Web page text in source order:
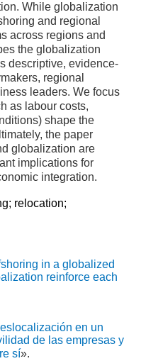
While globalization
and regional
across regions and
the globalization
descriptive, evidence-
regional
leaders. We focus
as labour costs,
shape the
the paper
globalization are
implications for
integration.
relocation;
in a globalized
reinforce each
en un
de las empresas y
sí».